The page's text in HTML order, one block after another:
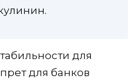
для
для банков